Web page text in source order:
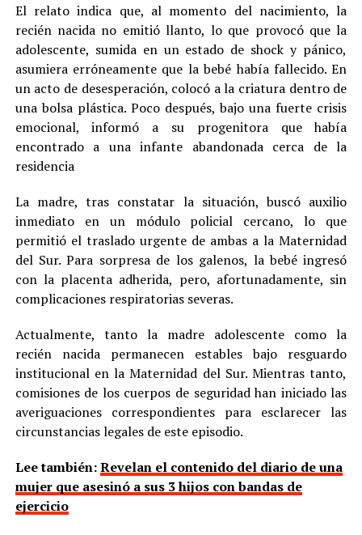
El relato indica que, al momento del nacimiento, la
recién nacida no emitió llanto, lo que provocó que la
adolescente, sumida en un estado de shock y pánico,
asumiera erróneamente que la bebé había fallecido. En
un acto de desesperación, colocó a la criatura dentro de
una bolsa plástica. Poco después, bajo una fuerte crisis
emocional, informó a su progenitora que había
encontrado a una infante abandonada cerca de la
residencia
La madre, tras constatar la situación, buscó auxilio
inmediato en un módulo policial cercano, lo que
permitió el traslado urgente de ambas a la Maternidad
del Sur. Para sorpresa de los galenos, la bebé ingresó
con la placenta adherida, pero, afortunadamente, sin
complicaciones respiratorias severas.
Actualmente, tanto la madre adolescente como la
recién nacida permanecen estables bajo resguardo
institucional en la Maternidad del Sur. Mientras tanto,
comisiones de los cuerpos de seguridad han iniciado las
averiguaciones correspondientes para esclarecer las
circunstancias legales de este episodio.
Lee también:Revelan el contenido del diario de una
mujer que asesinó a sus 3 hijos con bandas de
ejercicio